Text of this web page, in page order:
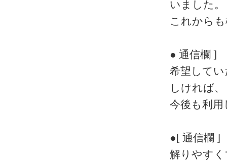
いました。
これから
● 通信欄 ]
希望して
しければ、
今後も利
●[ 通信欄 ]
解りやす